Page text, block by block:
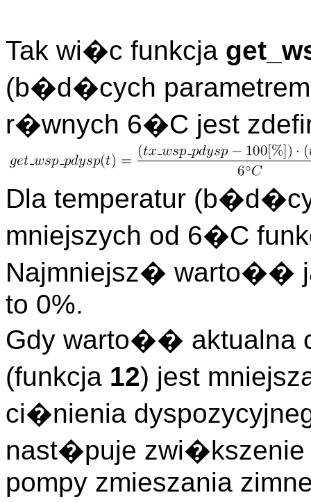
Tak wi�c funkcja
(b�d�cych
r�wnych 6�C jest
Dla temperatur
mniejszych od 6�C
Najmniejsz� warto��
to 0%.
Gdy warto�� aktualna
(funkcja 12) jest
ci�nienia
nast�puje zwi�kszenie
pompy zmieszania